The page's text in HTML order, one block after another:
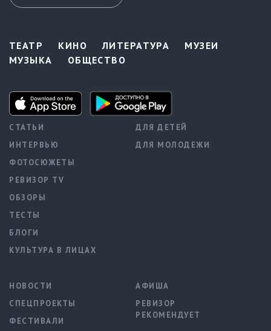
ТЕАТР КИНО ЛИТЕРАТУРА
МУЗЕИ
МУЗЫКА
ОБЩЕСТВО
СТАТЬИ
ИНТЕРВЬЮ
ФОТОСЮЖЕТЫ
РЕВИЗОР TV
ОБЗОРЫ
ТЕСТЫ
БЛОГИ
КУЛЬТУРА В ЛИЦАХ
ДЛЯ ДЕТЕЙ
ДЛЯ МОЛОДЕЖИ
НОВОСТИ
СПЕЦПРОЕКТЫ
ФЕСТИВАЛИ
АФИША
РЕВИЗОР
РЕКОМЕНДУЕТ